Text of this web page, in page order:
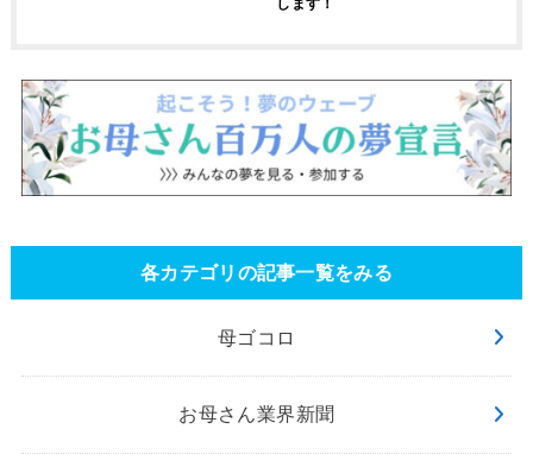
します！
各カテゴリの記事一覧をみる
母ゴコロ
お母さん業界新聞